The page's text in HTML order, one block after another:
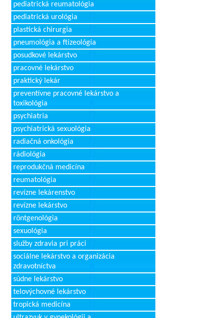
pediatrická reumatológia
pediatrická urológia
plastická chirurgia
pneumológia a ftizeológia
posudkové lekárstvo
pracovné lekárstvo
praktický lekár
preventívne pracovné lekárstvo a
toxikológia
psychiatria
psychiatrická sexuológia
radiačná onkológia
rádiológia
reprodukčná medicína
reumatológia
revízne lekárenstvo
revízne lekárstvo
röntgenológia
sexuológia
služby zdravia pri práci
sociálne lekárstvo a organizácia
zdravotníctva
súdne lekárstvo
telovýchovné lekárstvo
tropická medicína